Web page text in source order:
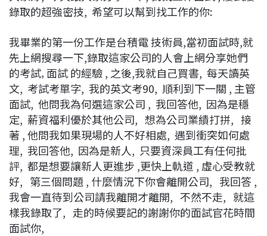
o
k
d
d
n
i
k
錄取的超強密技, 希望可以幫到找工作的你:
我畢業的第一份工作是台積電 技術員,當初面試時,就
先上網搜尋一下,錄取這家公司的人會上網分享她們
的考試‚ 面試 的經驗 , 之後,我就自己買書, 每天讀英
文, 考試考單字, 我的英文考90, 順利到下一關 , 主管
面試, 他問我為何選這家公司 , 我回答他, 因為是穩
定, 薪資福利優於其他公司, 想為公司業績打拼, 接
著 , 他問我如果現場的人不好相處, 遇到衝突如何處
理, 我回答他, 因為是新人, 只要資深員工有任何批
評, 都是想要讓新人更進步 ,更快上軌道 , 虛心受教就
好, 第三個問題 , 什麼情況下你會離開公司, 我回答 ,
我會一直待到公司請我離開才離開, 不然不走, 就這
樣我錄取了, 走的時候要記的謝謝你的面試官花時間
面試你,